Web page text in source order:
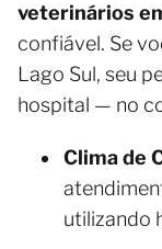
veterinários
confiável. Se
Lago Sul, seu
hospital — no
Clima de
utilizando